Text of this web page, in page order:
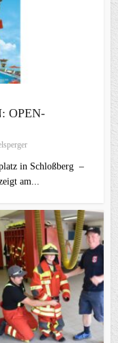
OPEN-
in Schloßberg –
am...